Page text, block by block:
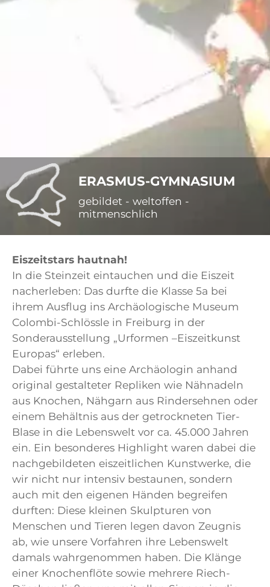
ERASMUS-GYMNASIUM
gebildet - weltoffen -
mitmenschlich
Eiszeitstars hautnah!
In die Steinzeit eintauchen und die Eiszeit
nacherleben: Das durfte die Klasse 5a bei
ihrem Ausflug ins Archäologische Museum
Colombi-Schlössle in Freiburg in der
Sonderausstellung „Urformen –Eiszeitkunst
Europas“ erleben.
Dabei führte uns eine Archäologin anhand
original gestalteter Repliken wie Nähnadeln
aus Knochen, Nähgarn aus Rindersehnen oder
einem Behältnis aus der getrockneten Tier-
Blase in die Lebenswelt vor ca. 45.000 Jahren
ein. Ein besonderes Highlight waren dabei die
nachgebildeten eiszeitlichen Kunstwerke, die
wir nicht nur intensiv bestaunen, sondern
auch mit den eigenen Händen begreifen
durften: Diese kleinen Skulpturen von
Menschen und Tieren legen davon Zeugnis
ab, wie unsere Vorfahren ihre Lebenswelt
damals wahrgenommen haben. Die Klänge
einer Knochenflöte sowie mehrere Riech-